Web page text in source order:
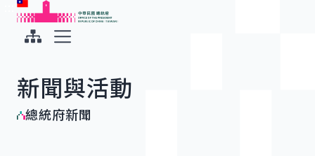
跳到主要內容
中華民國總統府
新聞與活動
總統府新聞